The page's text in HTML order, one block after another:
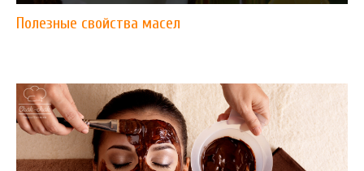
Полезные свойства масел